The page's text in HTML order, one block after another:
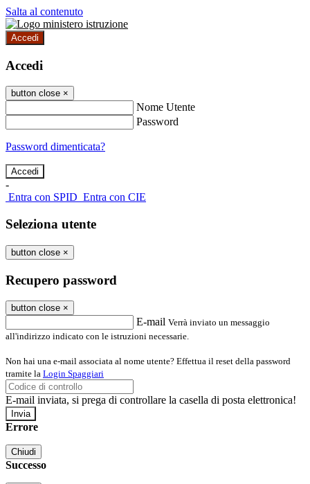
Salta al contenuto
Accedi
Accedi
button close ×
Nome Utente
Password
Password dimenticata?
-
Entra con SPID Entra con CIE
Seleziona utente
button close ×
Recupero password
button close ×
E-mail Verrà inviato un messaggio
all'indirizzo indicato con le istruzioni necessarie.
Non hai una e-mail associata al nome utente? Effettua il reset della password
tramite la Login Spaggiari
E-mail inviata, si prega di controllare la casella di posta elettronica!
Errore
Chiudi
Successo